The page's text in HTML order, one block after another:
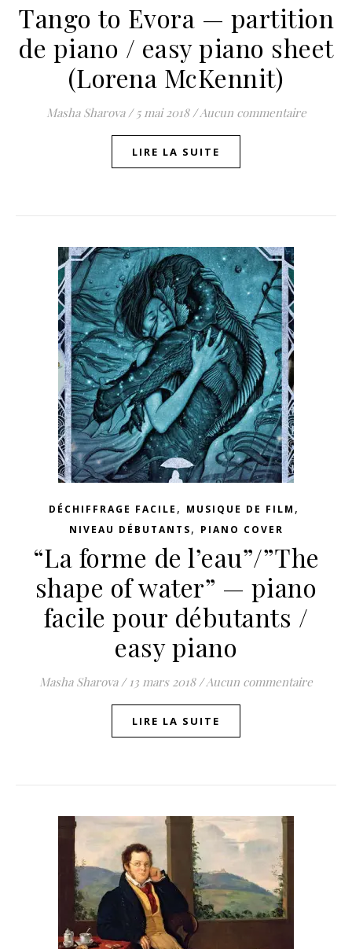
Tango to Evora — partition
de piano / easy piano sheet
(Lorena McKennit)
Masha Sharova / 5 mai 2018 /Aucun commentaire
LIRE LA SUITE
DÉCHIFFRAGE FACILE , MUSIQUE DE FILM ,
NIVEAU DÉBUTANTS, PIANO COVER
“La forme de l’eau”/”The
shape of water” — piano
facile pour débutants /
easy piano
Masha Sharova / 13 mars 2018 /Aucun commentaire
LIRE LA SUITE